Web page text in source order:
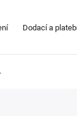
Dodací a